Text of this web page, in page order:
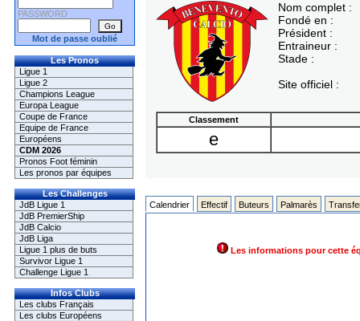
PASSWORD
Mot de passe oublié
Les Pronos
Ligue 1
Ligue 2
Champions League
Europa League
Coupe de France
Equipe de France
Européens
CDM 2026
Pronos Foot féminin
Les pronos par équipes
Les Challenges
JdB Ligue 1
JdB PremierShip
JdB Calcio
JdB Liga
Ligue 1 plus de buts
Survivor Ligue 1
Challenge Ligue 1
Infos Clubs
Les clubs Français
Les clubs Européens
Nom complet :
Fondé en :
Président :
Entraineur :
Stade :
Site officiel :
Classement
e
Calendrier Effectif Buteurs Palmarès
Les informations pour cette